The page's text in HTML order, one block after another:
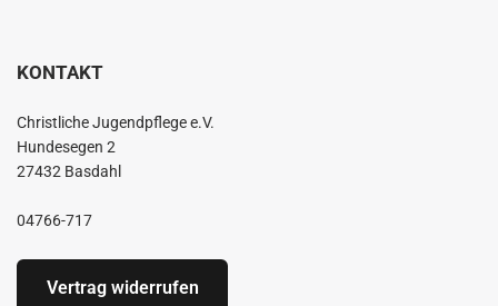
KONTAKT
Christliche Jugendpflege e.V.
Hundesegen 2
27432 Basdahl
04766-717
Vertrag widerrufen